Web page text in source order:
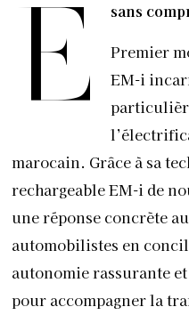
E
sans
Premier
EM-i
marocain. Grâce à sa
rechargeable EM-i de
une réponse concrète
automobilistes en
autonomie rassurante
pour accompagner la